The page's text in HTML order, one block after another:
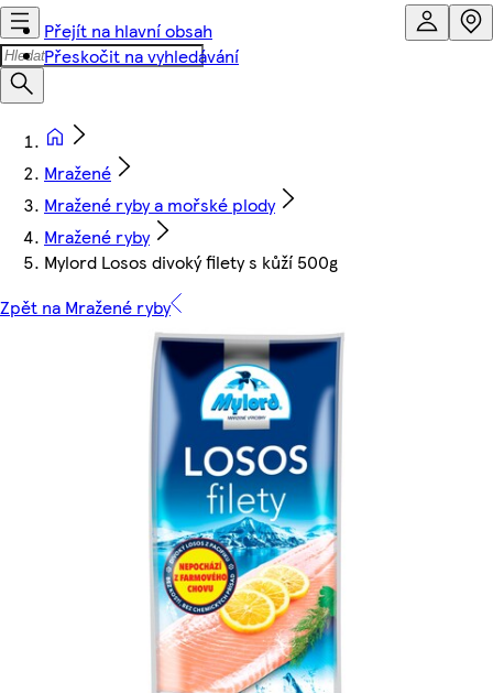
Přejít na hlavní obsah
Přeskočit na vyhledávání
Mražené
Mražené ryby a mořské plody
Mražené ryby
Mylord Losos divoký filety s kůží 500g
Zpět na Mražené ryby